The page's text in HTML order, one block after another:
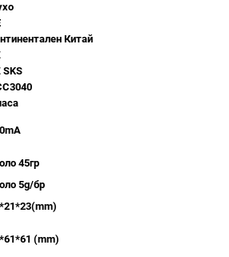
Китай
SKS
45гр
5g/бр
(mm)